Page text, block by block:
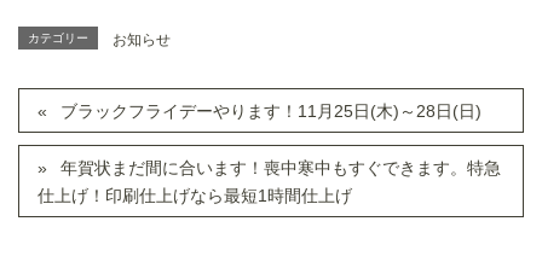
カテゴリー お知らせ
ブラックフライデーやります！11月25日(木)～28日(日)
年賀状まだ間に合います！喪中寒中もすぐできます。特急
仕上げ！印刷仕上げなら最短1時間仕上げ